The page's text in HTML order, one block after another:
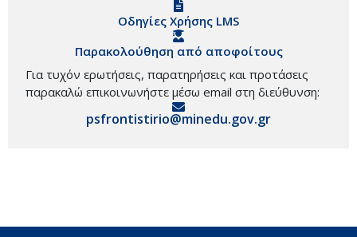
Οδηγίες Χρήσης LMS
Παρακολούθηση από αποφοίτους
Για τυχόν ερωτήσεις, παρατηρήσεις και προτάσεις
παρακαλώ επικοινωνήστε μέσω email στη διεύθυνση:
psfrontistirio@minedu.gov.gr